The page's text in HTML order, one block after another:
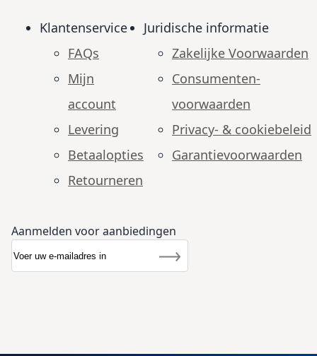
Klantenservice
FAQs
Mijn
account
Levering
Betaalopties
Retourneren
Juridische informatie
Zakelijke Voorwaarden
Consumenten­
voorwaarden
Privacy- & cookiebeleid
Garantie­voorwaarden
Aanmelden voor aanbiedingen
Nieuwsbrief
Inschrijven